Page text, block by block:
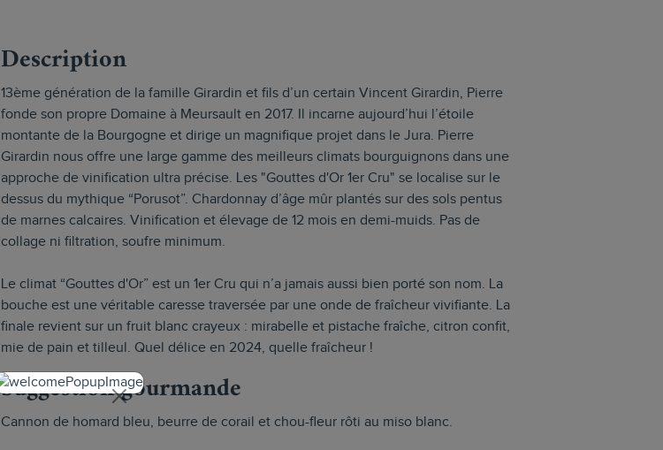
Description
13ème génération de la famille Girardin et fils d’un certain Vincent Girardin, Pierre
fonde son propre Domaine à Meursault en 2017. Il incarne aujourd’hui l’étoile
montante de la Bourgogne et dirige un magnifique projet dans le Jura. Pierre
Girardin nous offre une large gamme des meilleurs climats bourguignons dans une
approche de vinification ultra précise. Les "Gouttes d'Or 1er Cru" se localise sur le
dessus du mythique “Porusot”. Chardonnay d’âge mûr plantés sur des sols pentus
de marnes calcaires. Vinification et élevage de 12 mois en demi-muids. Pas de
collage ni filtration, soufre minimum.
Le climat “Gouttes d'Or” est un 1er Cru qui n’a jamais aussi bien porté son nom. La
bouche est une véritable caresse traversée par une onde de fraîcheur vivifiante. La
finale revient sur un fruit blanc crayeux : mirabelle et pistache fraîche, citron confit,
mie de pain et tilleul. Quel délice en 2024, quelle fraîcheur !
Suggestion gourmande
Cannon de homard bleu, beurre de corail et chou-fleur rôti au miso blanc.